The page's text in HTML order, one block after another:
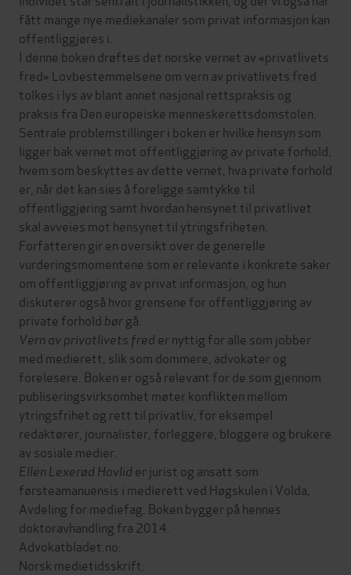
fått mange nye mediekanaler som privat informasjon kan
offentliggjøres i.
I denne boken drøftes det norske vernet av «privatlivets
fred» Lovbestemmelsene om vern av privatlivets fred
tolkes i lys av blant annet nasjonal rettspraksis og
praksis fra Den europeiske menneskerettsdomstolen.
Sentrale problemstillinger i boken er hvilke hensyn som
ligger bak vernet mot offentliggjøring av private forhold,
hvem som beskyttes av dette vernet, hva private forhold
er, når det kan sies å foreligge samtykke til
offentliggjøring samt hvordan hensynet til privatlivet
skal avveies mot hensynet til ytringsfriheten.
Forfatteren gir en oversikt over de generelle
vurderingsmomentene som er relevante i konkrete saker
om offentliggjøring av privat informasjon, og hun
diskuterer også hvor grensene for offentliggjøring av
private forhold børgå.
Vern av privatlivets freder nyttig for alle som jobber
med medierett, slik som dommere, advokater og
forelesere. Boken er også relevant for de som gjennom
publiseringsvirksomhet møter konflikten mellom
ytringsfrihet og rett til privatliv, for eksempel
redaktører, journalister, forleggere, bloggere og brukere
av sosiale medier.
Ellen Lexerød Hovlider jurist og ansatt som
førsteamanuensis i medierett ved Høgskulen i Volda,
Avdeling for mediefag. Boken bygger på hennes
doktoravhandling fra 2014.
Advokatbladet.no:
Norsk medietidsskrift: